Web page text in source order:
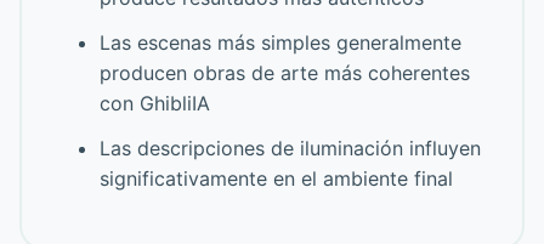
Las escenas más simples generalmente
producen obras de arte más coherentes
con GhibliIA
Las descripciones de iluminación influyen
significativamente en el ambiente final